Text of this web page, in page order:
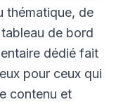
thématique, de
de bord
dédié fait
pour ceux qui
contenu et